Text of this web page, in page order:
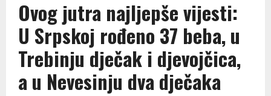
Ovog jutra najljepše vijesti:
U Srpskoj rođeno 37 beba, u
Trebinju dječak i djevojčica,
a u Nevesinju dva dječaka